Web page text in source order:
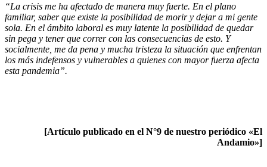
“La crisis me ha afectado de manera muy fuerte. En el plano
familiar, saber que existe la posibilidad de morir y dejar a mi gente
sola. En el ámbito laboral es muy latente la posibilidad de quedar
sin pega y tener que correr con las consecuencias de esto. Y
socialmente, me da pena y mucha tristeza la situación que enfrentan
los más indefensos y vulnerables a quienes con mayor fuerza afecta
esta pandemia”.
[Artículo publicado en el N°9 de nuestro periódico «El
Andamio»]